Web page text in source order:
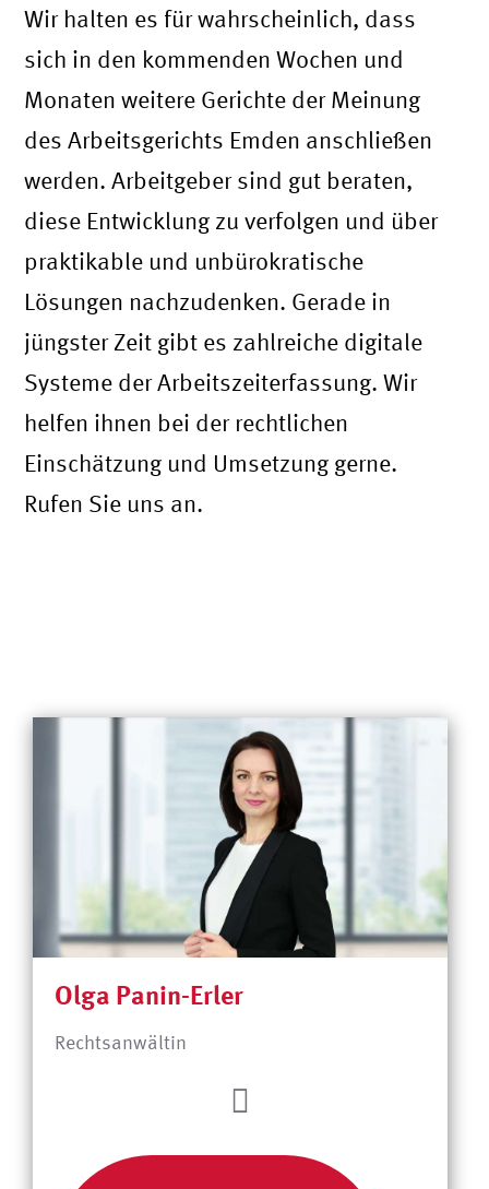
Wir halten es für wahrscheinlich, dass
sich in den kommenden Wochen und
Monaten weitere Gerichte der Meinung
des Arbeitsgerichts Emden anschließen
werden. Arbeitgeber sind gut beraten,
diese Entwicklung zu verfolgen und über
praktikable und unbürokratische
Lösungen nachzudenken. Gerade in
jüngster Zeit gibt es zahlreiche digitale
Systeme der Arbeitszeiterfassung. Wir
helfen ihnen bei der rechtlichen
Einschätzung und Umsetzung gerne.
Rufen Sie uns an.
Olga Panin-Erler
Rechtsanwältin